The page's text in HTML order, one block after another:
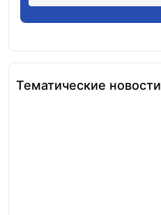
Тематические новости